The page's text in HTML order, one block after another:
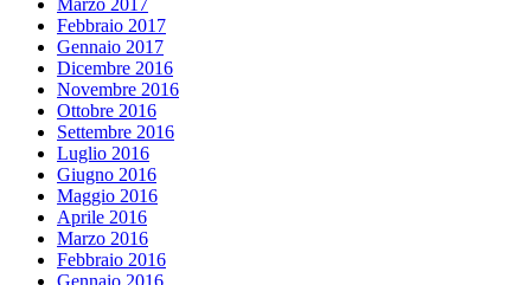
Febbraio 2017
Gennaio 2017
Dicembre 2016
Novembre 2016
Ottobre 2016
Settembre 2016
Luglio 2016
Giugno 2016
Maggio 2016
Aprile 2016
Marzo 2016
Febbraio 2016
Gennaio 2016